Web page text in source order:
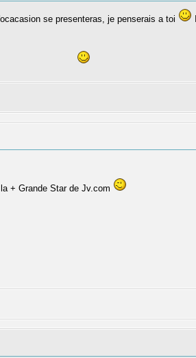
se presenteras, je penserais a toi
+ Grande Star de Jv.com